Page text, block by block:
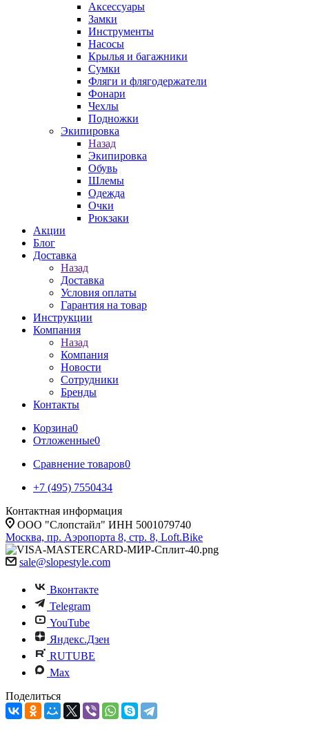
Аксессуары
Замки
Инструменты
Насосы
Крылья и багажники
Сумки
Фляги и флягодержатели
Фонари
Чехлы
Подножки
Экипировка
Назад
Экипировка
Обувь
Шлемы
Одежда
Очки
Рюкзаки
Акции
Блог
Доставка
Назад
Доставка
Условия оплаты
Гарантия на товар
Инструкции
Компания
Назад
Компания
Новости
Сотрудники
Бренды
Контакты
Корзина0
Отложенные0
Сравнение товаров0
+7 (495) 7550434
Контактная информация
ООО "Слопстайл" ИНН 5001079740
Москва, пр. Аэропорта 8, стр. 8, Loft.Bike
sale@slopestyle.com
Вконтакте
Telegram
YouTube
Яндекс.Дзен
RUTUBE
Max
Поделиться